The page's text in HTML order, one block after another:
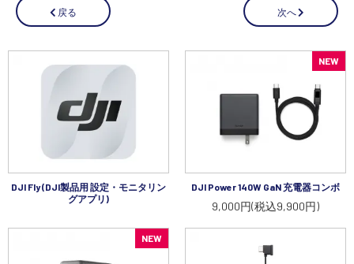
業務用ドローン・業務関連製品
水中ドローン(ROV)・水中スクーター
RC・ロボット部品
講習会･国家資格･WEBセミナー
戻る 次へ
DJI Fly (DJI製品用 設定・モニタリン
グアプリ)
NEW
DJI Power 140W GaN 充電器コンボ
9,000円(税込9,900円)
NEW